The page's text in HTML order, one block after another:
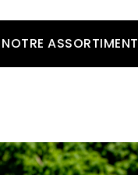
NOTRE ASSORTIMENT